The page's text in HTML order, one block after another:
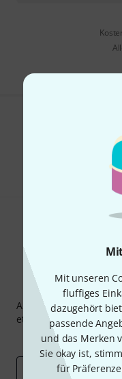
Mit unseren
fluffiges
dazugehört
passende
und das Merken
Sie okay ist,
für
Gefällt
Teilen
Abonniere den
etwas Glück einen von
Inspirierende
E-Mail-Adresse*